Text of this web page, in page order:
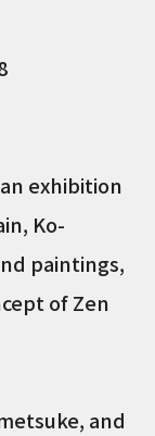
exhibition
Ko-
paintings,
of Zen
and